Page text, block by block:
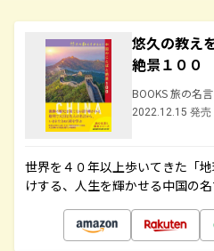
悠久の教え
絶景１００
BOOKS 旅の名
2022.12.15 発売
世界を４０年以上歩いてきた「
けする、人生を輝かせる中国の